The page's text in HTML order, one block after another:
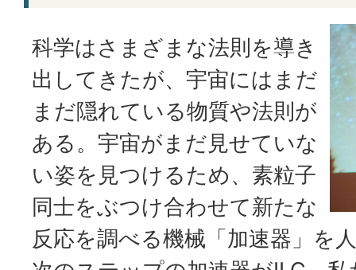
科学はさまざまな法則を導き
出してきたが、宇宙にはまだ
まだ隠れている物質や法則が
ある。宇宙がまだ見せていな
い姿を見つけるため、素粒子
同士をぶつけ合わせて新たな
反応を調べる機械「加速器」を